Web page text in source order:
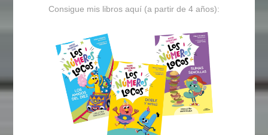
Consigue mis libros aquí (a partir de 4 años):